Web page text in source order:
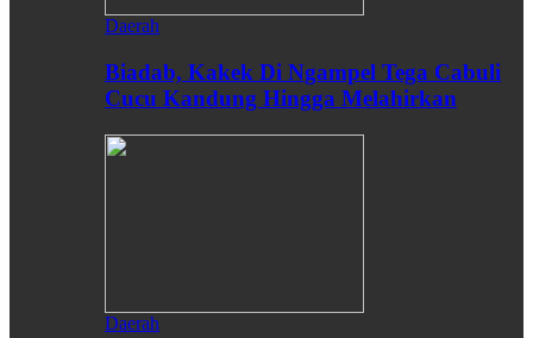
Daerah
Biadab, Kakek Di Ngampel Tega Cabuli
Cucu Kandung Hingga Melahirkan
Daerah